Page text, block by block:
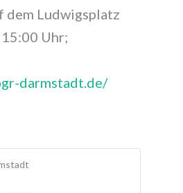
dem Ludwigsplatz
Uhr;
darmstadt.de/